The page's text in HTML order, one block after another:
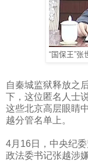
“国保王”张
自秦城监狱释放之
下，这位匿名人士
这些北京高层眼睛
越分管名单上。
4月 16 日，中央纪
政法委书记张越涉